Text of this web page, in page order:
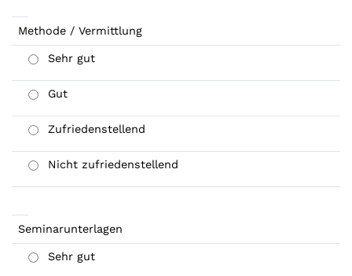
Methode / Vermittlung
Sehr gut
Gut
Zufriedenstellend
Nicht zufriedenstellend
Seminarunterlagen
Sehr gut